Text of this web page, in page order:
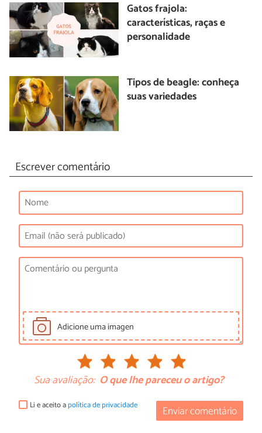
Gatos frajola:
características, raças e
personalidade
Tipos de beagle: conheça
suas variedades
Escrever comentário
Adicione uma imagen
Sua avaliação: O que lhe pareceu o artigo?
Enviar comentário
Li e aceito apolítica de privacidade